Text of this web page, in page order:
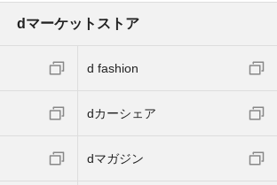
dマーケットストア
d fashion
dカーシェア
dマガジン